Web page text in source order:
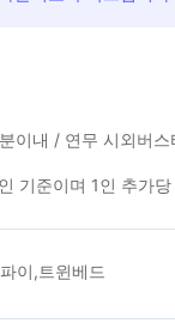
이내 / 연무 시외버
기준이며 1인 추가
이,트윈베드